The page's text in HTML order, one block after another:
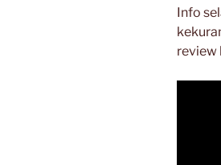
Info
review